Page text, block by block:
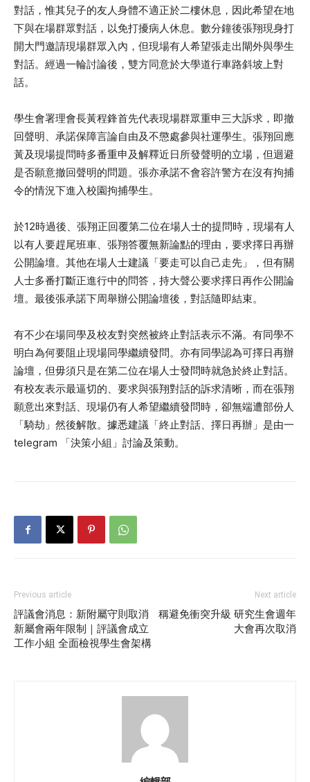
對話，惟其兒子的友人身體不適正於二樓休息，因此希望在地
下與在場群眾對話，以免打擾病人休息。數分鐘後張翔現身打
開大門邀請現場群眾入內，但現場有人希望張走出閘外與學生
對話。經過一輪討論後，雙方同意於大學道行車路斜坡上對
話。
學生會署理會長黃程鋒首先代表現場群眾重申三大訴求，即撤
回聲明、承諾保障言論自由及不懲處參與社運學生。張翔回應
黃及現場提問時多番重申及解釋近日所發聲明的立場，但迴避
是否願意撤回聲明的問題。張亦承諾不會容許警方在沒有拘捕
令的情況下進入校園拘捕學生。
於12時過後、張翔正回覆第二位在場人士的提問時，現場有人
以有人要趕尾班車、張翔答覆無新論點的理由，要求擇日再辦
公開論壇。其他在場人士建議「要走可以自己走先」，但有關
人士多番打斷正進行中的問答，持大聲公要求擇日再作公開論
壇。最後張承諾下周舉辦公開論壇後，對話隨即結束。
有不少在場同學及校友對突然被終止對話表示不滿。有同學不
明白為何要阻止現場同學繼續發問。亦有同學認為可擇日再辦
論壇，但毋須只是在第二位在場人士發問時就急於終止對話。
有校友表示最逼切的、要求與張翔對話的訴求清晰，而在張翔
願意出來對話、現場仍有人希望繼續發問時，卻無端遭部份人
「騎劫」然後解散。據悉建議「終止對話、擇日再辦」是由一
telegram 「決策小組」討論及策動。
Previous article
評議會消息：新附屬守則取消
新屬會兩年限制｜評議會成立
工作小組 全面檢視學生會架構
Next article
稱避免衝突升級 研究生會週年
大會再次取消